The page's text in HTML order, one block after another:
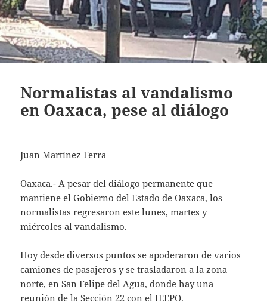
Normalistas al vandalismo
en Oaxaca, pese al diálogo
Juan Martínez Ferra
Oaxaca.- A pesar del diálogo permanente que
mantiene el Gobierno del Estado de Oaxaca, los
normalistas regresaron este lunes, martes y
miércoles al vandalismo.
Hoy desde diversos puntos se apoderaron de varios
camiones de pasajeros y se trasladaron a la zona
norte, en San Felipe del Agua, donde hay una
reunión de la Sección 22 con el IEEPO.